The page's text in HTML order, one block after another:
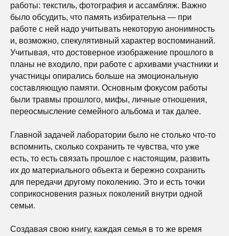
работы: текстиль, фотография и ассамбляж. Важно
было обсудить, что память избирательна — при
работе с ней надо учитывать некоторую анонимность
и, возможно, спекулятивный характер воспоминаний.
Учитывая, что достоверное изображение прошлого в
планы не входило, при работе с архивами участники и
участницы опирались больше на эмоциональную
составляющую памяти. Основным фокусом работы
были травмы прошлого, мифы, личные отношения,
переосмысление семейного альбома и так далее.
Главной задачей лаборатории было не столько что-то
вспомнить, сколько сохранить те чувства, что уже
есть, то есть связать прошлое с настоящим, развить
их до материального объекта и бережно сохранить
для передачи другому поколению. Это и есть точки
соприкосновения разных поколений внутри одной
семьи.
Создавая свою книгу, каждая семья в то же время